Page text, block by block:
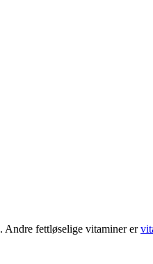
. Andre fettløselige vitaminer er